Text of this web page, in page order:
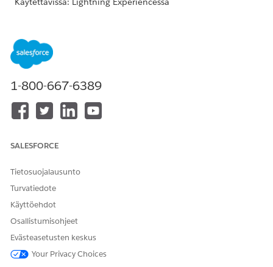
Advanced -lisenssi
Jos haluat luoda Mittayksikkö-tietueita Säännön hallinta -
ominaisuudelle, sinun täytyy
Säännöstelykorttamerkintä käyttää samaa oletusarvoista
mittayksikköä, joka on määritetty asiaan liittyvän
Vain Salesforce-pääkäyttäjät voivat luoda ja suorittaa
Pääkäyttäjät voivat valita Summer ’25 -julkaisusta alkaen
päätöstaulukoista ja reaaliaikaisesta datasta
vaihtoehto varmistaa tarkkuuden, mutta vaikuttaa
suorituskykyyn. Toisaalta reaaliaikaisen datan käyttö voi
parantaa suorituskykyä, mutta vaatii päätöstaulukoiden
manuaalisia päivityksiä, kun perustasot, tasot tai säädöt
muuttuvat tai tarjousten kaappauksen ja tilausten
1-800-667-6389
SALESFORCE
Tietosuojalausunto
Turvatiedote
Käyttöehdot
Osallistumisohjeet
Evästeasetusten keskus
Your Privacy Choices